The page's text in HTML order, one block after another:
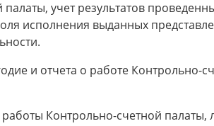
учет результатов
исполнения выданных
и отчета о работе Контрольно-
Контрольно-счетной